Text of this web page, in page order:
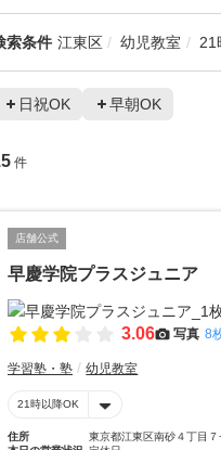
索条件 江東区 幼児教室 21
日祝OK 早朝OK
件
店舗公式
早慶学院プラスジュニア
3.06 写真 8
学習塾・塾 幼児教室
21時以降OK
住所
東京都江東区南砂４丁目７